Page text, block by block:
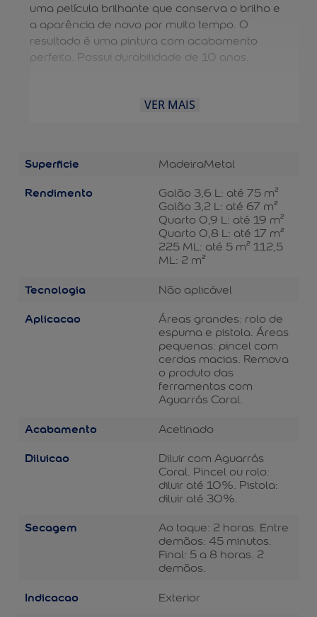
uma película brilhante que conserva o brilho e
a aparência de novo por muito tempo. O
resultado é uma pintura com acabamento
perfeito. Possui durabilidade de 10 anos.
VER MAIS
Superficie MadeiraMetal
Rendimento
Galão 3,6 L: até 75 m²
Galão 3,2 L: até 67 m²
Quarto 0,9 L: até 19 m²
Quarto 0,8 L: até 17 m²
225 ML: até 5 m² 112,5
ML: 2 m²
Tecnologia Não aplicável
Aplicacao
Áreas grandes: rolo de
espuma e pistola. Áreas
pequenas: pincel com
cerdas macias. Remova
o produto das
ferramentas com
Aguarrás Coral.
Acabamento Acetinado
Diluicao
Diluir com Aguarrás
Coral. Pincel ou rolo:
diluir até 10%. Pistola:
diluir até 30%.
Secagem
Ao toque: 2 horas. Entre
demãos: 45 minutos.
Final: 5 a 8 horas. 2
demãos.
Indicacao Exterior